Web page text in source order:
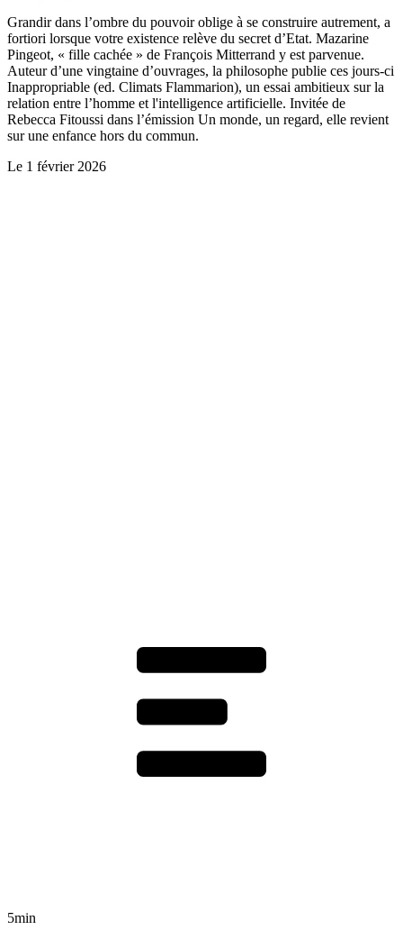
Grandir dans l’ombre du pouvoir oblige à se construire autrement, a
fortiori lorsque votre existence relève du secret d’Etat. Mazarine
Pingeot, « fille cachée » de François Mitterrand y est parvenue.
Auteur d’une vingtaine d’ouvrages, la philosophe publie ces jours-ci
Inappropriable (ed. Climats Flammarion), un essai ambitieux sur la
relation entre l’homme et l'intelligence artificielle. Invitée de
Rebecca Fitoussi dans l’émission Un monde, un regard, elle revient
sur une enfance hors du commun.
Le 1 février 2026
5min